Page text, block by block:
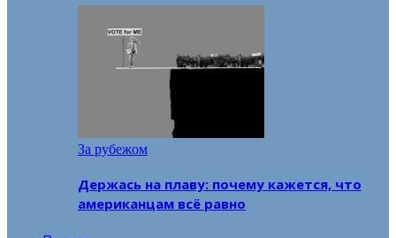
За рубежом
Держась на плаву: почему кажется, что
американцам всё равно